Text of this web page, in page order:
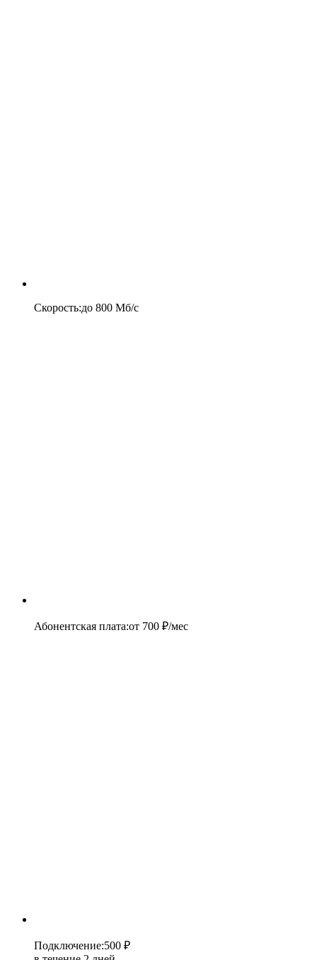
Скорость:до 800 Мб/c
Абонентская плата:от 700 ₽/мес
Подключение:500 ₽